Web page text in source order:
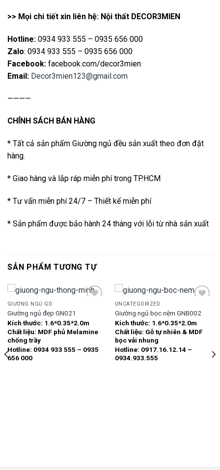
>> Mọi chi tiết xin liên hệ: Nội thất DECOR3MIEN
Hotline: 0934 933 555 – 0935 656 000
Zalo: 0934 933 555 – 0935 656 000
Facebook: facebook.com/decor3mien
Email: Decor3mien123@gmail.com
————
CHÍNH SÁCH BÁN HÀNG
* Tất cả sản phẩm Giường ngủ đều sản xuất theo đơn đặt
hàng.
* Giao hàng và lắp ráp miễn phí trong TP.HCM
* Tư vấn miễn phí 24/7 – Thiết kế miễn phí
* Sản phẩm được bảo hành 24 tháng với lỗi từ nhà sản xuất
SẢN PHẨM TƯƠNG TỰ
Add to
wishlist
GIƯỜNG NGỦ GỖ
Giường ngủ đẹp GN021
Kích thước: 1.6*0.35*2.0m
Chất liệu: MDF phủ Melamine
chống trầy
Hotline: 0934 933 555 – 0935
656 000
Add to
wishlist
UNCATEGORIZED
Giường ngủ bọc nệm GNB002
Kích thước: 1.6*0.35*2.0m
Chất liệu: Gỗ tự nhiên & MDF
bọc vải nhung
Hotline: 0917.16.12.14 –
0934.933.555